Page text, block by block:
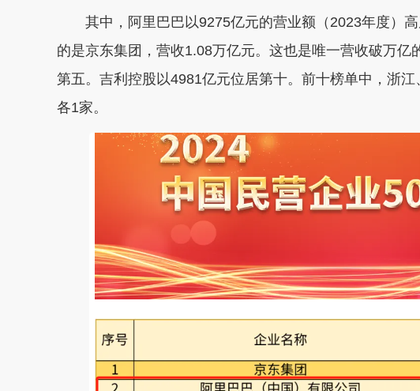
其中，阿里巴巴以9275亿元的营业额（2023年度）
的是京东集团，营收1.08万亿元。这也是唯一营收破万
第五。吉利控股以4981亿元位居第十。前十榜单中，浙
各1家。